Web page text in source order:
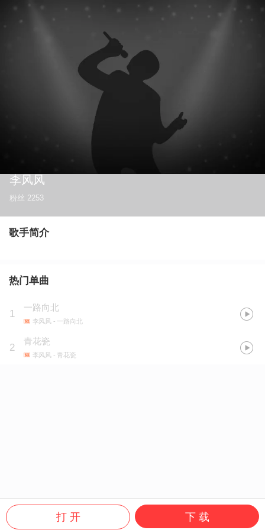
李风风
粉丝 2253
歌手简介
热门单曲
1
一路向北
李风风 - 一路向北
2
青花瓷
李风风 - 青花瓷
打 开 下 载